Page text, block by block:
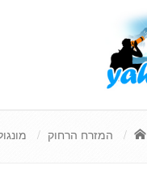
המזרח הרחוק